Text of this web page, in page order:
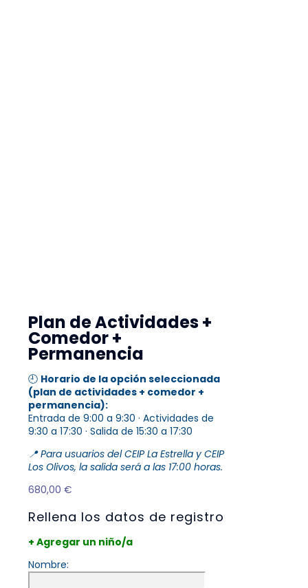
Plan de Actividades +
Comedor +
Permanencia
🕘 Horario de la opción seleccionada
(plan de actividades + comedor +
permanencia):
Entrada de 9:00 a 9:30 · Actividades de
9:30 a 17:30 · Salida de 15:30 a 17:30
📍 Para usuarios del CEIP La Estrella y CEIP
Los Olivos, la salida será a las 17:00 horas.
680,00 €
Rellena los datos de registro
+ Agregar un niño/a
Nombre: